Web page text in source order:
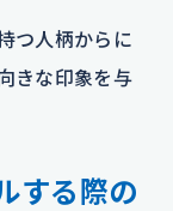
つ人柄からに
きな印象を与
する際の